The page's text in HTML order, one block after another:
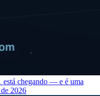
está chegando — e é uma
2026